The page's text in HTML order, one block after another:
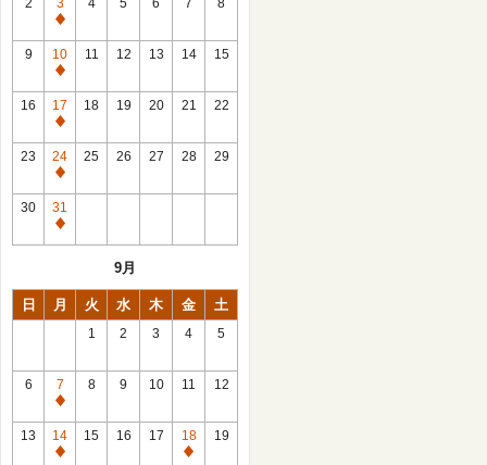
2
3
休
館
日
4 5 6 7 8
9
10
休
館
日
11 12 13 14 15
16
17
休
館
日
18 19 20 21 22
23
24
休
館
日
25 26 27 28 29
30
31
休
9月
日 月 火 水 木 金 土
1 2 3 4 5
6
7
休
館
日
8 9 10 11 12
13
14
休
15 16 17
18
休
19